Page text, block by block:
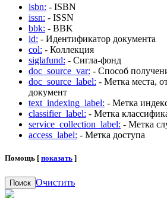
isbn: - ISBN
issn: - ISSN
bbk: - BBK
id: - Идентификатор документа
col: - Коллекция
siglafund: - Сигла-фонд
doc_source_var: - Способ
doc_source_label: - Метка места,
документ
text_indexing_label: - Метка
classifier_label: - Метка
service_collection_label: - Метка
access_label: - Метка доступа
Помощь [ показать ]
Поиск Очистить